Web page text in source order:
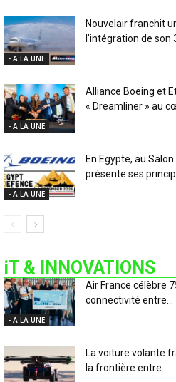
- A LA UNE
Nouvelair franchit
l’intégration de son
- A LA UNE
Alliance Boeing et
« Dreamliner » au
- A LA UNE
En Egypte, au
présente ses
iT & INNOVATIONS
- A LA UNE
Air France célèbre
connectivité entre...
La voiture volante
la frontière entre...